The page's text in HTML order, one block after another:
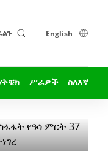
English
ሥራዎች ስለእኛ